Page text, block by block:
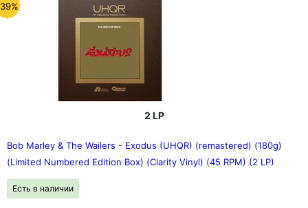
2 LP
Bob Marley & The Wailers - Exodus (UHQR) (remastered) (180g)
(Limited Numbered Edition Box) (Clarity Vinyl) (45 RPM) (2 LP)
Есть в наличии